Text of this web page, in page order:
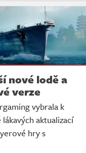
nové lodě a
verze
vybrala k
aktualizací
hry s